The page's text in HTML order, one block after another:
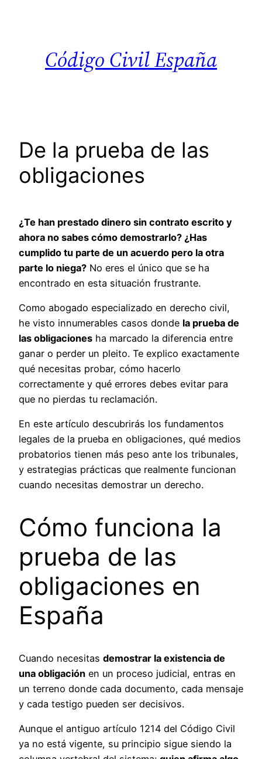
Código Civil España
De la prueba de las
obligaciones
¿Te han prestado dinero sin contrato escrito y
ahora no sabes cómo demostrarlo? ¿Has
cumplido tu parte de un acuerdo pero la otra
parte lo niega? No eres el único que se ha
encontrado en esta situación frustrante.
Como abogado especializado en derecho civil,
he visto innumerables casos donde la prueba de
las obligaciones ha marcado la diferencia entre
ganar o perder un pleito. Te explico exactamente
qué necesitas probar, cómo hacerlo
correctamente y qué errores debes evitar para
que no pierdas tu reclamación.
En este artículo descubrirás los fundamentos
legales de la prueba en obligaciones, qué medios
probatorios tienen más peso ante los tribunales,
y estrategias prácticas que realmente funcionan
cuando necesitas demostrar un derecho.
Cómo funciona la
prueba de las
obligaciones en
España
Cuando necesitas demostrar la existencia de
una obligación en un proceso judicial, entras en
un terreno donde cada documento, cada mensaje
y cada testigo pueden ser decisivos.
Aunque el antiguo artículo 1214 del Código Civil
ya no está vigente, su principio sigue siendo la